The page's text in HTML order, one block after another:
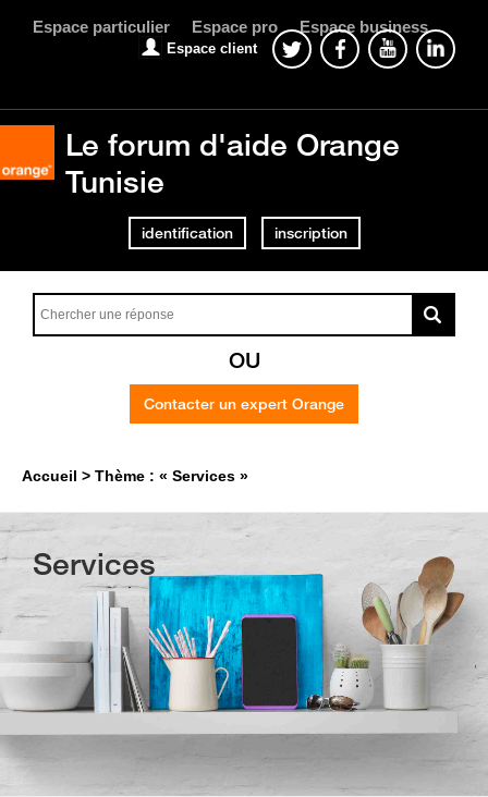
Espace particulier Espace pro Espace business
Espace client
Le forum d'aide Orange
Tunisie
identification inscription
OU
Contacter un expert Orange
Accueil Thème : « Services »
Services